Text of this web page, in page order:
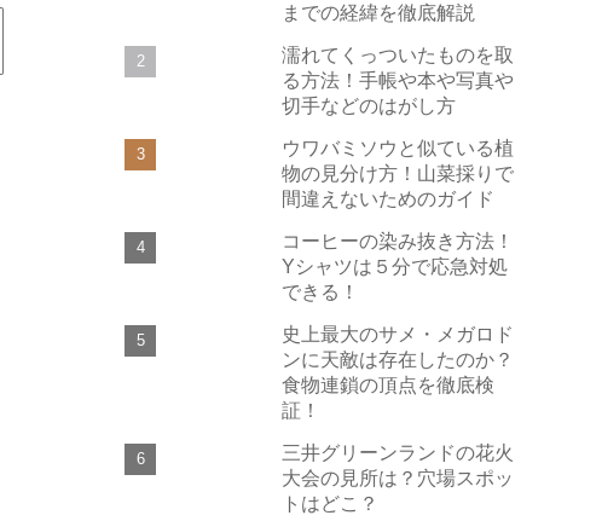
までの経緯を徹底解説
濡れてくっついたものを取
る方法！手帳や本や写真や
切手などのはがし方
ウワバミソウと似ている植
物の見分け方！山菜採りで
間違えないためのガイド
コーヒーの染み抜き方法！
Yシャツは５分で応急対処
できる！
史上最大のサメ・メガロド
ンに天敵は存在したのか？
食物連鎖の頂点を徹底検
証！
三井グリーンランドの花火
大会の見所は？穴場スポッ
トはどこ？